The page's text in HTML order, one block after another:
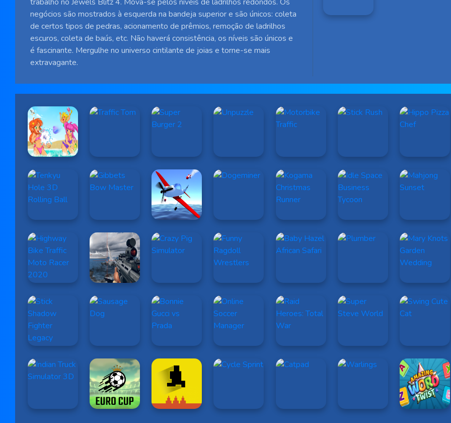
negócios são mostrados à esquerda na bandeja superior e são únicos: coleta
de certos tipos de pedras, acionamento de prêmios, remoção de ladrilhos
escuros, coleta de baús, etc. Não haverá consistência, os níveis são únicos e
é fascinante. Mergulhe no universo cintilante de joias e torne-se mais
extravagante.